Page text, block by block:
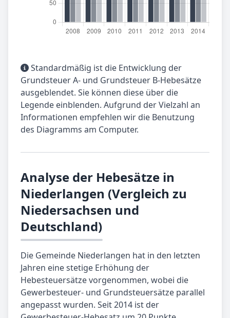
Standardmäßig ist die Entwicklung der
Grundsteuer A- und Grundsteuer B-Hebesätze
ausgeblendet. Sie können diese über die
Legende einblenden. Aufgrund der Vielzahl an
Informationen empfehlen wir die Benutzung
des Diagramms am Computer.
Analyse der Hebesätze in
Niederlangen (Vergleich zu
Niedersachsen und
Deutschland)
Die Gemeinde Niederlangen hat in den letzten
Jahren eine stetige Erhöhung der
Hebesteuersätze vorgenommen, wobei die
Gewerbesteuer- und Grundsteuersätze parallel
angepasst wurden. Seit 2014 ist der